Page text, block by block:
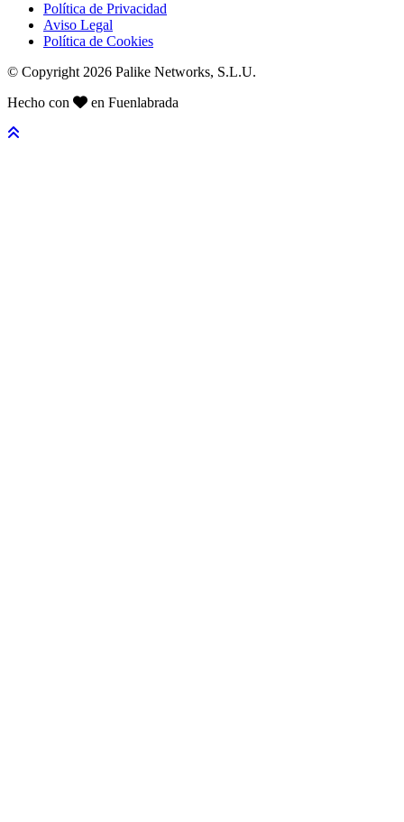
Política de Privacidad
Aviso Legal
Política de Cookies
© Copyright 2026 Palike Networks, S.L.U.
Hecho con
en Fuenlabrada